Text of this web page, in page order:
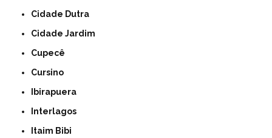
Cidade Dutra
Cidade Jardim
Cupecê
Cursino
Ibirapuera
Interlagos
Itaim Bibi